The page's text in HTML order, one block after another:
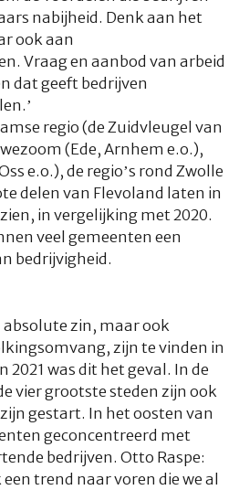
nabijheid. Denk aan het
ook aan
Vraag en aanbod van arbeid
dat geeft bedrijven
regio (de Zuidvleugel van
(Ede, Arnhem e.o.),
e.o.), de regio’s rond Zwolle
delen van Flevoland laten in
in vergelijking met 2020.
veel gemeenten een
bedrijvigheid.
absolute zin, maar ook
zijn te vinden in
2021 was dit het geval. In de
vier grootste steden zijn ook
gestart. In het oosten van
geconcentreerd met
bedrijven. Otto Raspe:
trend naar voren die we al